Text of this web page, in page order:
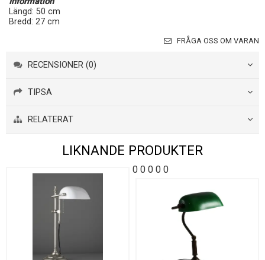
Längd: 50 cm
Bredd: 27 cm
FRÅGA OSS OM VARAN
RECENSIONER (0)
TIPSA
RELATERAT
LIKNANDE PRODUKTER
0 0 0 0 0